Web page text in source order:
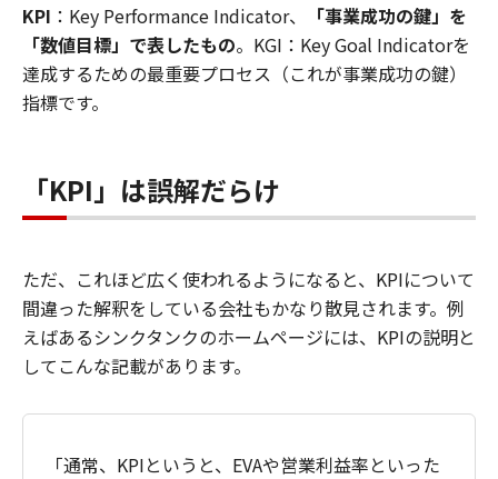
KPI ：Key Performance Indicator、
「事業成功の鍵」を
「数値目標」で表したもの。KGI：Key Goal Indicatorを
達成するための最重要プロセス（これが事業成功の鍵）
指標です。
「KPI」は誤解だらけ
ただ、これほど広く使われるようになると、KPIについて
間違った解釈をしている会社もかなり散見されます。例
えばあるシンクタンクのホームページには、KPIの説明と
してこんな記載があります。
「通常、KPIというと、EVAや営業利益率といった